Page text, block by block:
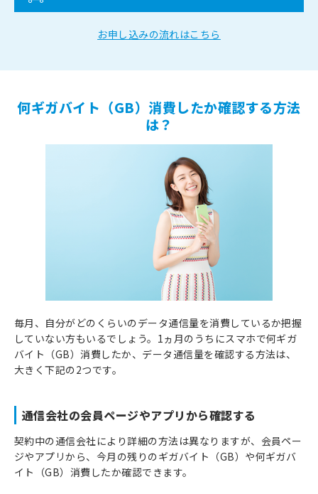
お申し込みの流れはこちら
何ギガバイト（GB）消費したか確認する方法
は？
毎月、自分がどのくらいのデータ通信量を消費しているか把握
していない方もいるでしょう。1ヵ月のうちにスマホで何ギガ
バイト（GB）消費したか、データ通信量を確認する方法は、
大きく下記の2つです。
通信会社の会員ページやアプリから確認する
契約中の通信会社により詳細の方法は異なりますが、会員ペー
ジやアプリから、今月の残りのギガバイト（GB）や何ギガバ
イト（GB）消費したか確認できます。